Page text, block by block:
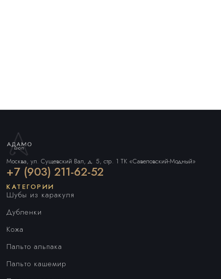
Москва, ул. Сущевский Вал, д. 5, стр. 1 ТК «Савеловский-Модный»
+7 (903) 211-62-52
КАТЕГОРИИ
Шубы из каракуля
Дубленки
Кожа
Пальто альпака
Пальто кашемир